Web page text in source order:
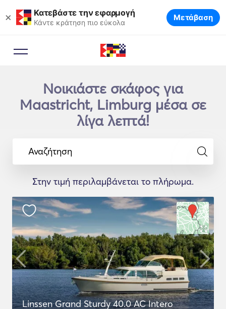
× Κατεβάστε την εφαρμογή
Κάντε κράτηση πιο εύκολα Μετάβαση
Νοικιάστε σκάφος για
Maastricht, Limburg μέσα σε
λίγα λεπτά!
Αναζήτηση
Στην τιμή περιλαμβάνεται το πλήρωμα.
Linssen Grand Sturdy 40.0 AC Intero